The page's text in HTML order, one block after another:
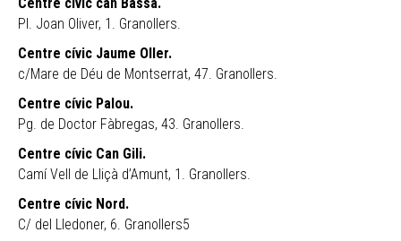
Pl. Joan Oliver, 1. Granollers.
Centre cívic Jaume Oller.
c/Mare de Déu de Montserrat, 47. Granollers.
Centre cívic Palou.
Pg. de Doctor Fàbregas, 43. Granollers.
Centre cívic Can Gili.
Camí Vell de Lliçà d’Amunt, 1. Granollers.
Centre cívic Nord.
C/ del Lledoner, 6. Granollers5